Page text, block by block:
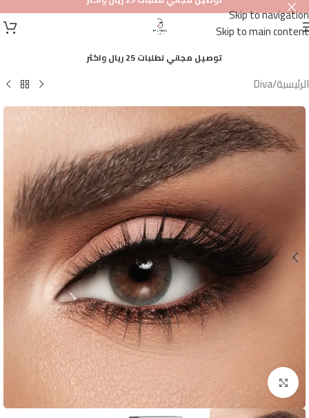
Skip to navigation
Skip to main content
توصيل مجاني لطلبات 25 ريال واكثر
الرئيسية/
Diva
Click to enlarge